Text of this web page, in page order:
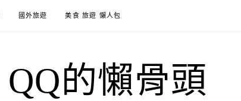
國外旅遊 美食 旅遊 懶人包
QQ的懶骨頭